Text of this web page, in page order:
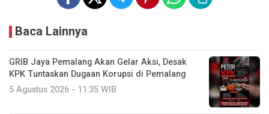
Baca Lainnya
GRIB Jaya Pemalang Akan Gelar Aksi, Desak
KPK Tuntaskan Dugaan Korupsi di Pemalang
5 Agustus 2026 - 11:35 WIB